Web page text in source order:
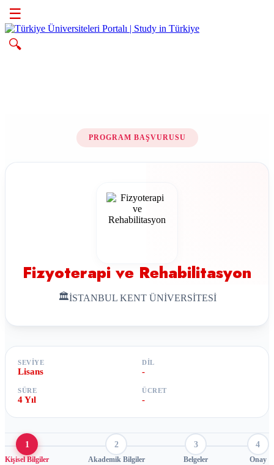
☰
🔍
PROGRAM BAŞVURUSU
Fizyoterapi ve Rehabilitasyon
🏛İSTANBUL KENT ÜNİVERSİTESİ
SEVIYE
Lisans
DIL
-
SÜRE
4 Yıl
ÜCRET
-
1
Kişisel Bilgiler
2
Akademik Bilgiler
3
Belgeler
4
Onay